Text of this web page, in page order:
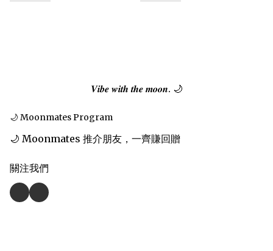
𝑽𝒊𝒃𝒆 𝒘𝒊𝒕𝒉 𝒕𝒉𝒆 𝒎𝒐𝒐𝒏. 🌙
🌙 Moonmates Program
🌙 Moonmates 推介朋友，一齊賺回贈
關注我們